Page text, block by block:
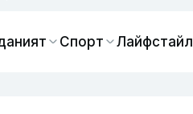
Спорт Лайфстайл